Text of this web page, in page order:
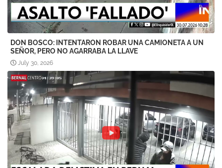
DON BOSCO: INTENTARON ROBAR UNA CAMIONETA A UN
SEÑOR, PERO NO AGARRABA LA LLAVE
July 30, 2026